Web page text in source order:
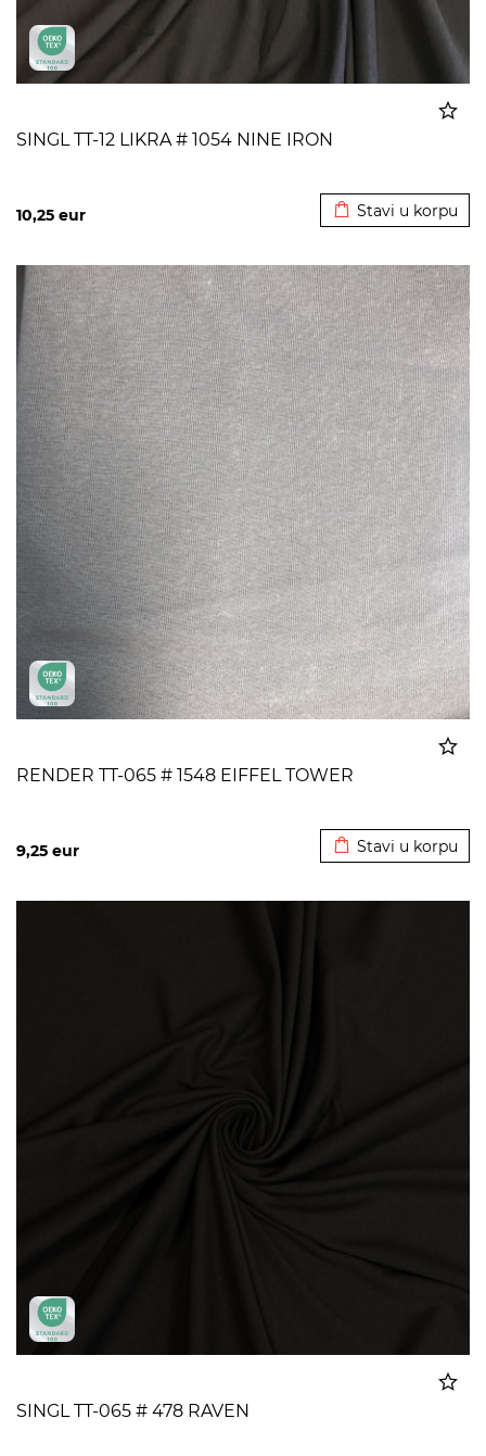
SINGL TT-12 LIKRA # 1054 NINE IRON
10,25 eur Stavi u korpu
RENDER TT-065 # 1548 EIFFEL TOWER
9,25 eur Stavi u korpu
SINGL TT-065 # 478 RAVEN